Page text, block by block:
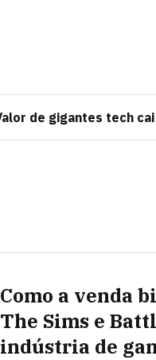
de gigantes tech
Como a venda
The Sims e
indústria de